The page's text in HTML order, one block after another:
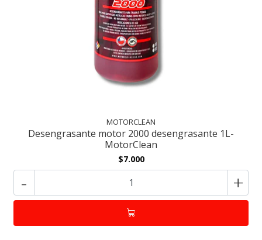
MOTORCLEAN
Desengrasante motor 2000 desengrasante 1L-
MotorClean
$7.000
- +